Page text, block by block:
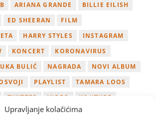
Upravljanje kolačićima
ARIANA GRANDE
BILLIE EILISH
ED SHEERAN
FILM
HARRY STYLES
INSTAGRAM
KONCERT
KORONAVIRUS
BULIĆ NAGRADA
NOVI ALBUM
PLAYLIST
TAMARA LOOS
TWITTER VIDEO
YOUTUBE